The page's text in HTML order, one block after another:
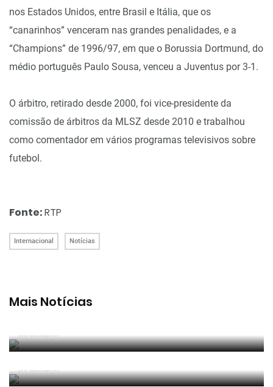
nos Estados Unidos, entre Brasil e Itália, que os
“canarinhos” venceram nas grandes penalidades, e a
“Champions” de 1996/97, em que o Borussia Dortmund, do
médio português Paulo Sousa, venceu a Juventus por 3-1.
O árbitro, retirado desde 2000, foi vice-presidente da
comissão de árbitros da MLSZ desde 2010 e trabalhou
como comentador em vários programas televisivos sobre
futebol.
Fonte:RTP
Internacional Notícias
Mais Notícias
Por RefereeTip
João Pinheiro nomeado pela FIFA para o Mundial
Por RefereeTip
APAF espera que câmaras corporais possam